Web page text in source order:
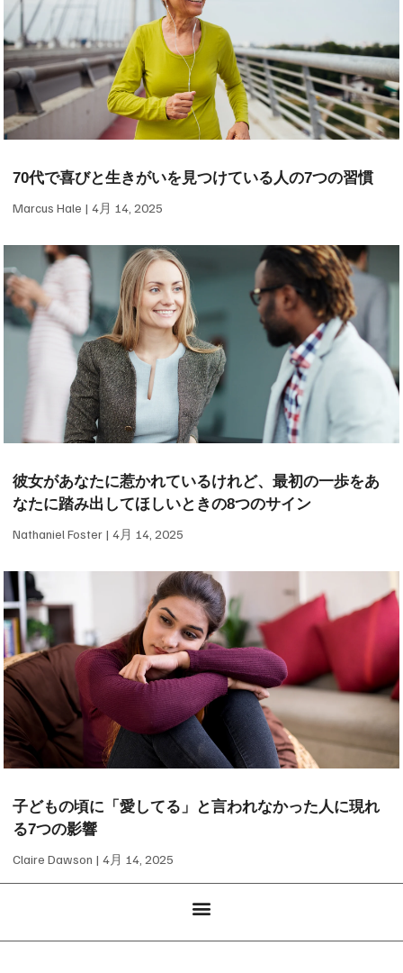
70代で喜びと生きがいを見つけている人の7つの習慣
Marcus Hale 4月 14, 2025
彼女があなたに惹かれているけれど、最初の一歩をあ
なたに踏み出してほしいときの8つのサイン
Nathaniel Foster 4月 14, 2025
子どもの頃に「愛してる」と言われなかった人に現れ
る7つの影響
Claire Dawson 4月 14, 2025